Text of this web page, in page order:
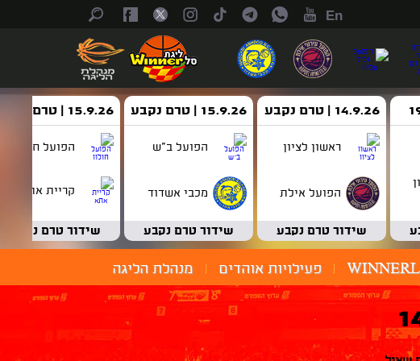
En
14.9.26 | טרם נקבע
ראשון לציון
הפועל אילת
שידור טרם נקבע
15.9.26 | טרם נקבע
הפועל ב"ש
מכבי אשדוד
שידור טרם נקבע
15.9.26 | טרם נקבע
הפועל חולון
קריית אתא
שידור טרם נקבע
פעילויות אוהדים מנהלת הליגה